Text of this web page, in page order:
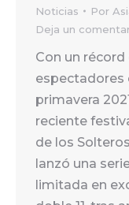
Noticias Por
Deja un
Con un
espectadores
primavera
reciente
de los
lanzó una
limitada en